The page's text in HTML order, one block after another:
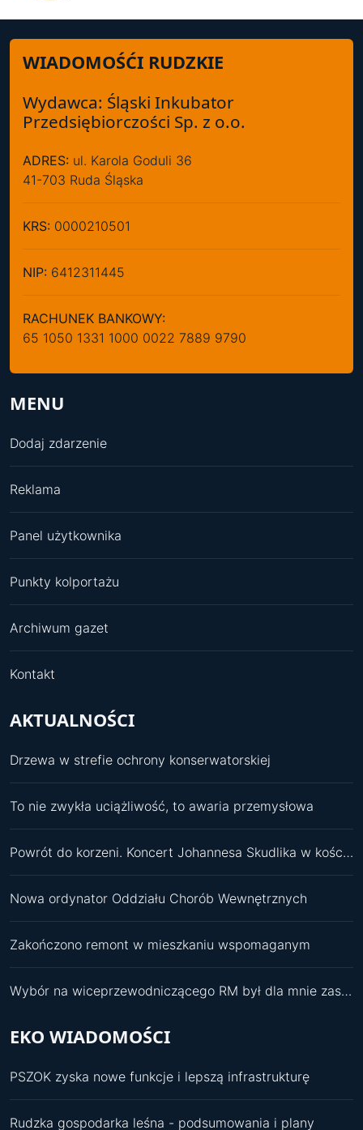
WIADOMOŚĆI RUDZKIE
Wydawca: Śląski Inkubator
Przedsiębiorczości Sp. z o.o.
ADRES: ul. Karola Goduli 36
41-703 Ruda Śląska
KRS: 0000210501
NIP: 6412311445
RACHUNEK BANKOWY:
65 1050 1331 1000 0022 7889 9790
MENU
Dodaj zdarzenie
Reklama
Panel użytkownika
Punkty kolportażu
Archiwum gazet
Kontakt
AKTUALNOŚCI
Drzewa w strefie ochrony konserwatorskiej
To nie zwykła uciążliwość, to awaria przemysłowa
Powrót do korzeni. Koncert Johannesa Skudlika w kościele św. Pawła
Nowa ordynator Oddziału Chorób Wewnętrznych
Zakończono remont w mieszkaniu wspomaganym
Wybór na wiceprzewodniczącego RM był dla mnie zaskoczeniem
EKO WIADOMOŚCI
PSZOK zyska nowe funkcje i lepszą infrastrukturę
Rudzka gospodarka leśna - podsumowania i plany